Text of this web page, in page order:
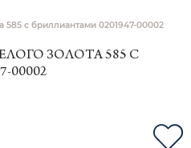
585 с бриллиантами 0201947-00002
ЗОЛОТА 585 С
00002